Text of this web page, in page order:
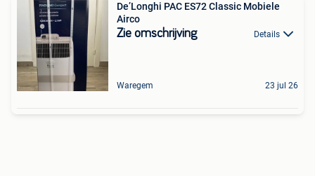
De’Longhi PAC ES72 Classic Mobiele
Airco
Zie omschrijving Details
Waregem 23 jul 26